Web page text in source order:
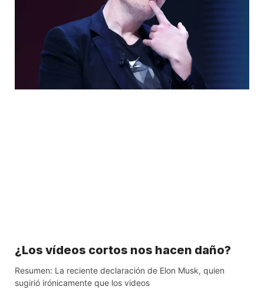
¿Los vídeos cortos nos hacen daño?
Resumen: La reciente declaración de Elon Musk, quien
sugirió irónicamente que los videos